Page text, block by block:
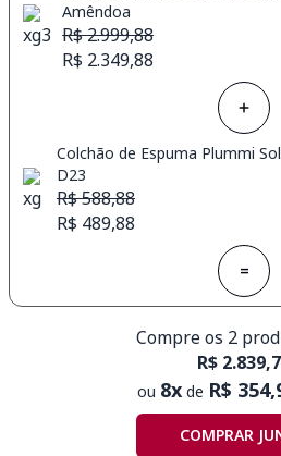
Amêndoa
R$ 2.999,88
R$ 2.349,88
Colchão de Espuma Plummi
D23
R$ 588,88
R$ 489,88
=
Compre os 2
R$
ou 8x de R$
COMPRAR